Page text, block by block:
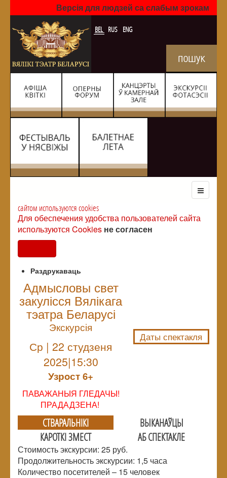
Версія для людзей са слабым зрокам
BEL RUS ENG
сайтом используются cookies
Для обеспечения удобства пользователей сайта
используются Cookies не согласен
Раздрукаваць
Адмысловы свет
закулісся Вялікага
тэатра Беларусі
Экскурсія
Ср | 22 студзеня
2025|15:30
Узрoст 6+
ПАВАЖАНЫЯ ГЛЕДАЧЫ!
ПРАДАДЗЕНА!
Даты спектакля
СТВАРАЛЬНIКI
ВЫКАНАЎЦЫ
КАРОТКІ ЗМЕСТ
АБ СПЕКТАКЛЕ
Стоимость экскурсии: 25 руб.
Продолжительность экскурсии: 1,5 часа
Количество посетителей – 15 человек